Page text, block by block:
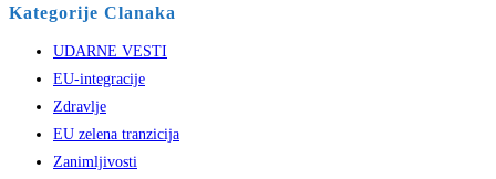
Kategorije Clanaka
UDARNE VESTI
EU-integracije
Zdravlje
EU zelena tranzicija
Zanimljivosti